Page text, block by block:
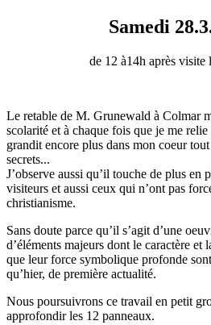
Samedi
de 12 à14h après visite
Le retable de M. Grunewald à Colmar
scolarité et à chaque fois que je me
grandit encore plus dans mon coeur
secrets...
J’observe aussi qu’il touche de plus en
visiteurs et aussi ceux qui n’ont pas
christianisme.
Sans doute parce qu’il s’agit d’une
d’éléments majeurs dont le caractère et
que leur force symbolique profonde
qu’hier, de première actualité.
Nous poursuivrons ce travail en petit
approfondir les 12 panneaux.